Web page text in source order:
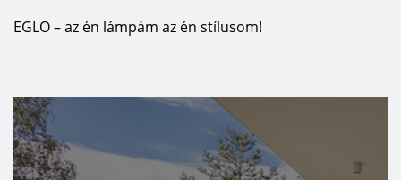
EGLO – az én lámpám az én stílusom!